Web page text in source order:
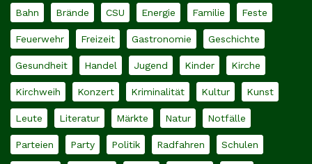
Bahn Brände CSU Energie Familie Feste
Feuerwehr Freizeit Gastronomie Geschichte
Gesundheit Handel Jugend Kinder Kirche
Kirchweih Konzert Kriminalität Kultur Kunst
Leute Literatur Märkte Natur Notfälle
Parteien Party Politik Radfahren Schulen